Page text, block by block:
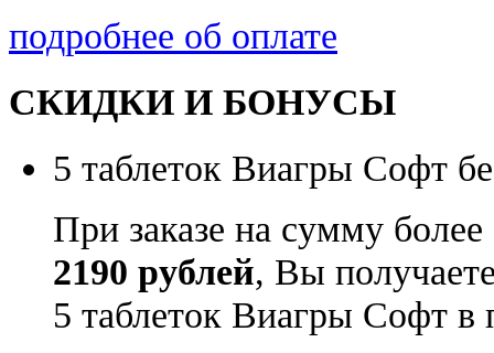
подробнее об оплате
СКИДКИ И БОНУСЫ
5 таблеток Виагры Софт
При заказе на сумму более
2190 рублей, Вы
5 таблеток Виагры Софт в